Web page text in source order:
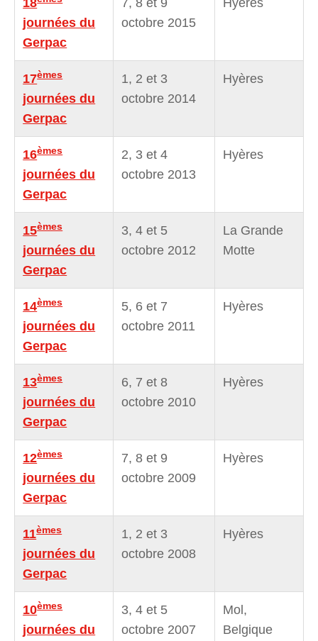
journées du
Gerpac
octobre 2015
17èmes
journées du
Gerpac
1, 2 et 3
octobre 2014
Hyères
16èmes
journées du
Gerpac
2, 3 et 4
octobre 2013
Hyères
15èmes
journées du
Gerpac
3, 4 et 5
octobre 2012
La Grande
Motte
14èmes
journées du
Gerpac
5, 6 et 7
octobre 2011
Hyères
13èmes
journées du
Gerpac
6, 7 et 8
octobre 2010
Hyères
12èmes
journées du
Gerpac
7, 8 et 9
octobre 2009
Hyères
11èmes
journées du
Gerpac
1, 2 et 3
octobre 2008
Hyères
10èmes
journées du
3, 4 et 5
octobre 2007
Mol,
Belgique